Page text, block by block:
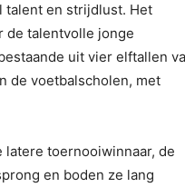
talent en strijdlust. Het
de talentvolle jonge
uit vier elftallen
de voetbalscholen, met
toernooiwinnaar, de
en boden ze lang